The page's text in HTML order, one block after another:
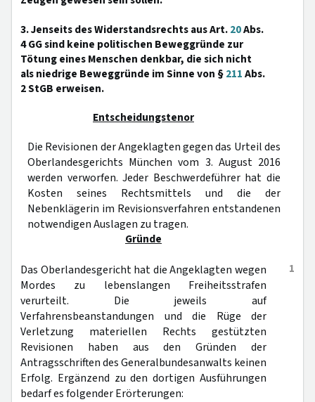
3. Jenseits des Widerstandsrechts aus Art.20Abs.
4 GG sind keine politischen Beweggründe zur
Tötung eines Menschen denkbar, die sich nicht
als niedrige Beweggründe im Sinne von §211Abs.
2 StGB erweisen.
Entscheidungstenor
Die Revisionen der Angeklagten gegen das Urteil des
Oberlandesgerichts München vom 3. August 2016
werden verworfen. Jeder Beschwerdeführer hat die
Kosten seines Rechtsmittels und die der
Nebenklägerin im Revisionsverfahren entstandenen
notwendigen Auslagen zu tragen.
Gründe
1
Das Oberlandesgericht hat die Angeklagten wegen
Mordes zu lebenslangen Freiheitsstrafen
verurteilt. Die jeweils auf
Verfahrensbeanstandungen und die Rüge der
Verletzung materiellen Rechts gestützten
Revisionen haben aus den Gründen der
Antragsschriften des Generalbundesanwalts keinen
Erfolg. Ergänzend zu den dortigen Ausführungen
bedarf es folgender Erörterungen: